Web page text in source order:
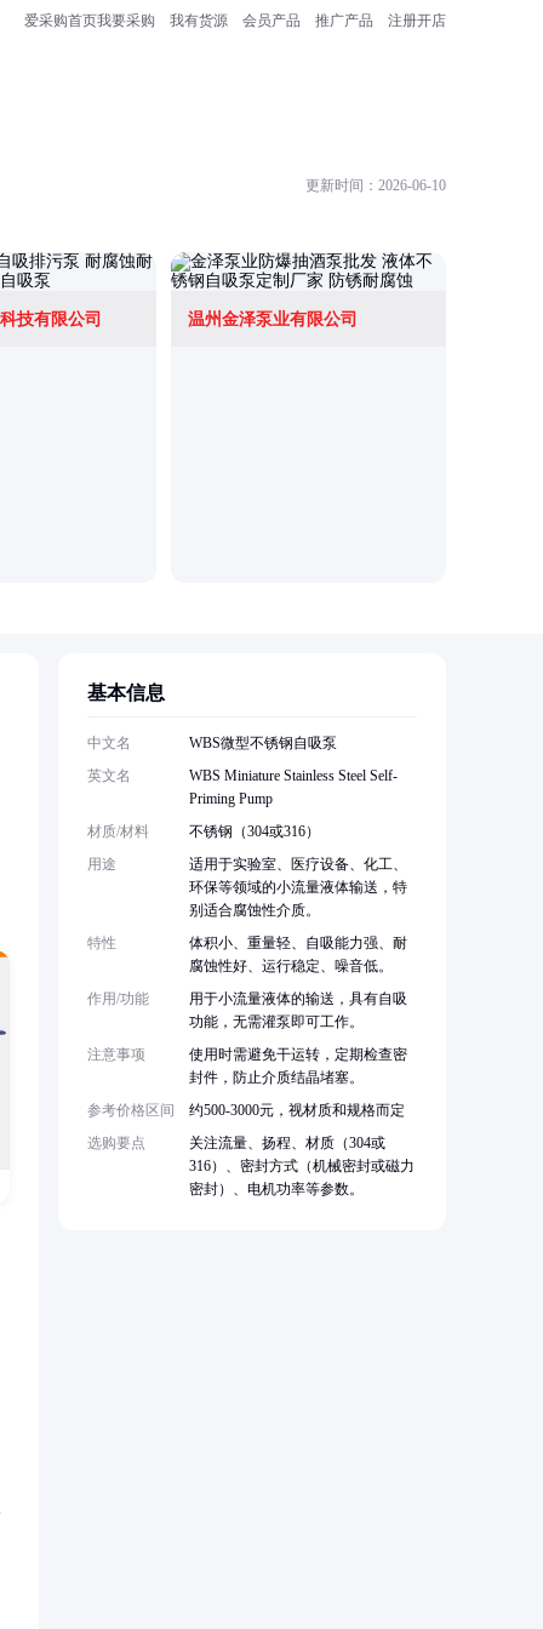
爱采购首页我要采购 我有货源 会员产品 推广产品 注册开店
更新时间：2026-06-10
技有限公司 温州金泽泵业有限公司
基本信息
中文名
WBS微型不锈钢自吸泵
英文名
WBS Miniature Stainless Steel Self-
Priming Pump
材质/材料
不锈钢（304或316）
用途
适用于实验室、医疗设备、化工、
环保等领域的小流量液体输送，特
别适合腐蚀性介质。
特性
体积小、重量轻、自吸能力强、耐
腐蚀性好、运行稳定、噪音低。
作用/功能
用于小流量液体的输送，具有自吸
功能，无需灌泵即可工作。
注意事项
使用时需避免干运转，定期检查密
封件，防止介质结晶堵塞。
参考价格区间
约500-3000元，视材质和规格而定
选购要点
关注流量、扬程、材质（304或
316）、密封方式（机械密封或磁力
密封）、电机功率等参数。